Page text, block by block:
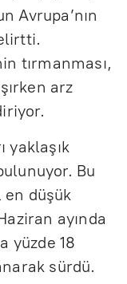
Avrupa’nın
tırmanması,
arz
yaklaşık
Bu
en düşük
ayında
yüzde 18
sürdü.